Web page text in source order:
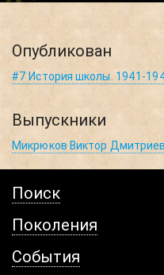
Опубликован
#7 История школы. 1941-
Выпускники
Микрюков Виктор
Поиск
Поколения
События